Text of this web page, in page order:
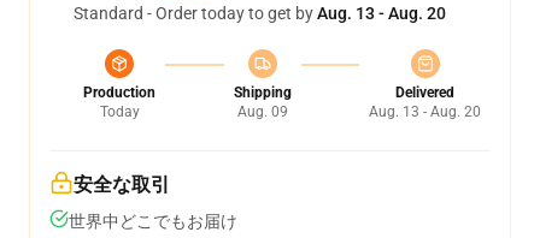
Standard - Order today to get byAug. 13 - Aug. 20
Production
Today
Shipping
Aug. 09
Delivered
Aug. 13 - Aug. 20
安全な取引
世界中どこでもお届け